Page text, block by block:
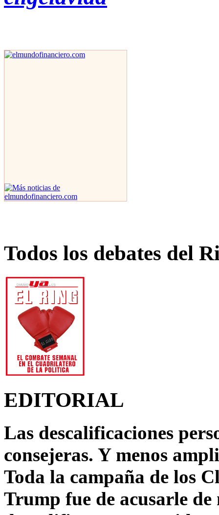
Todos los debates del
EDITORIAL
Las descalificaciones
consejeras. Y menos
Toda la campaña de los
Trump fue de acusarle